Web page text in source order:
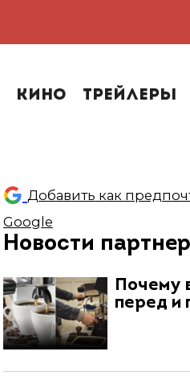
Кино Трейлеры
Добавить как
Google
Новости
Почему
перед и